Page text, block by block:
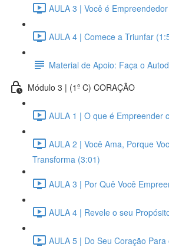
AULA 3 | Você é
AULA 4 | Comece a Triunfar
Material de Apoio: Faça o
Módulo 3 | (1º C) CORAÇÃO
AULA 1 | O que é Empreender
AULA 2 | Você Ama, Porque
Transforma (3:01)
AULA 3 | Por Quê Você
AULA 4 | Revele o seu
AULA 5 | Do Seu Coração